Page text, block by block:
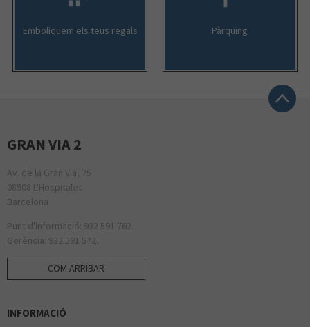
Emboliquem els teus regals Pàrquing
GRAN VIA 2
Av. de la Gran Via, 75
08908 L'Hospitalet
Barcelona
Punt d'Informació: 932 591 762.
Gerència: 932 591 572.
COM ARRIBAR
INFORMACIÓ